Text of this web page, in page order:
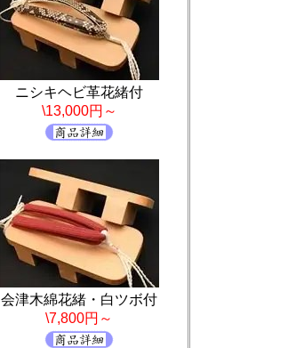
ニシキヘビ革花緒付
\13,000円～
会津木綿花緒・白ツボ付
\7,800円～